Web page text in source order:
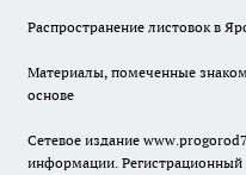
Распространение листовок в
Материалы, помеченные
основе
Сетевое издание
информации.